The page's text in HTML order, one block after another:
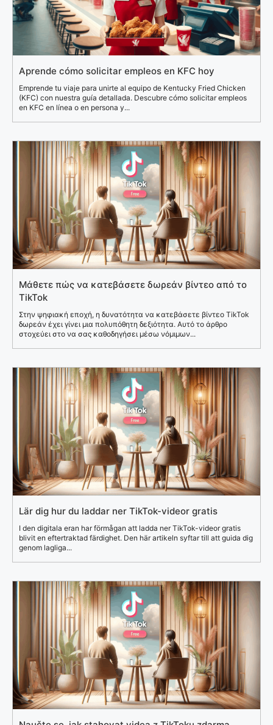
Aprende cómo solicitar empleos en KFC hoy
Emprende tu viaje para unirte al equipo de Kentucky Fried Chicken
(KFC) con nuestra guía detallada. Descubre cómo solicitar empleos
en KFC en línea o en persona y...
Μάθετε πώς να κατεβάσετε δωρεάν βίντεο από το
TikTok
Στην ψηφιακή εποχή, η δυνατότητα να κατεβάσετε βίντεο TikTok
δωρεάν έχει γίνει μια πολυπόθητη δεξιότητα. Αυτό το άρθρο
στοχεύει στο να σας καθοδηγήσει μέσω νόμιμων...
Lär dig hur du laddar ner TikTok-videor gratis
I den digitala eran har förmågan att ladda ner TikTok-videor gratis
blivit en eftertraktad färdighet. Den här artikeln syftar till att guida dig
genom lagliga...